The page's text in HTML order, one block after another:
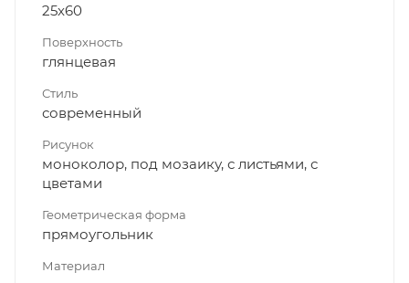
25x60
Поверхность
глянцевая
Стиль
современный
Рисунок
моноколор, под мозаику, с листьями, с
цветами
Геометрическая форма
прямоугольник
Материал